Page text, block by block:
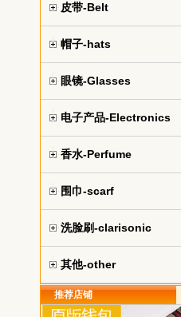
皮带-Belt
帽子-hats
眼镜-Glasses
电子产品-Electronics
香水-Perfume
围巾-scarf
洗脸刷-clarisonic
其他-other
推荐店铺